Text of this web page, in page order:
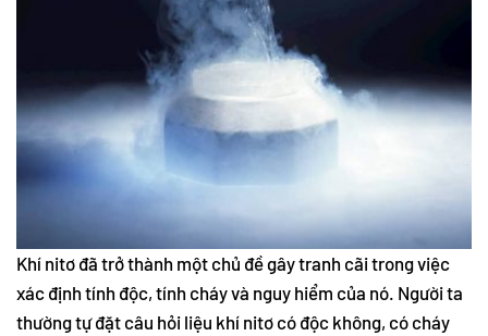
Khí nitơ đã trở thành một chủ đề gây tranh cãi trong việc
xác định tính độc, tính cháy và nguy hiểm của nó. Người ta
thường tự đặt câu hỏi liệu khí nitơ có độc không, có cháy